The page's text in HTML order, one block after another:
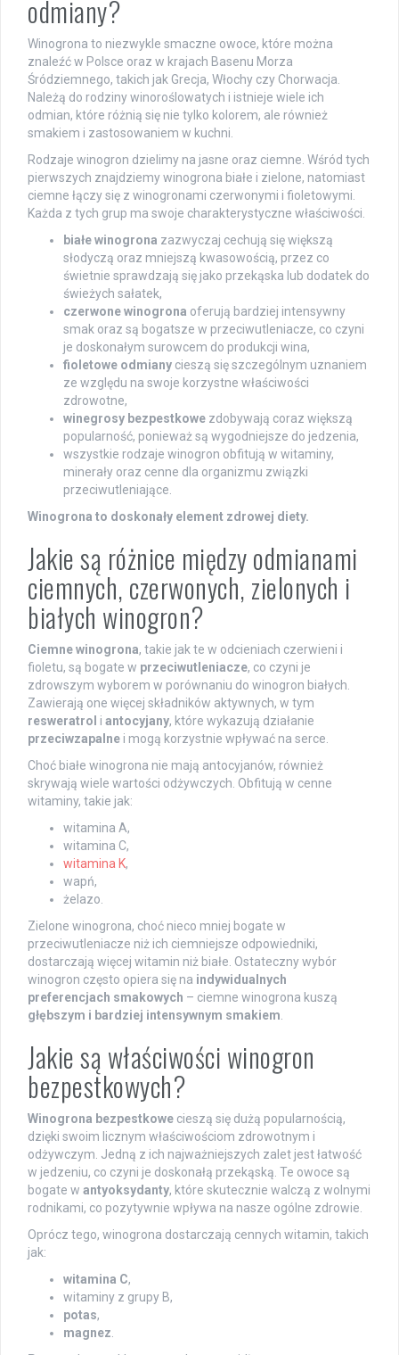
odmiany?
Winogrona to niezwykle smaczne owoce, które można
znaleźć w Polsce oraz w krajach Basenu Morza
Śródziemnego, takich jak Grecja, Włochy czy Chorwacja.
Należą do rodziny winoroślowatych i istnieje wiele ich
odmian, które różnią się nie tylko kolorem, ale również
smakiem i zastosowaniem w kuchni.
Rodzaje winogron dzielimy na jasne oraz ciemne. Wśród tych
pierwszych znajdziemy winogrona białe i zielone, natomiast
ciemne łączy się z winogronami czerwonymi i fioletowymi.
Każda z tych grup ma swoje charakterystyczne właściwości.
białe winogrona zazwyczaj cechują się większą
słodyczą oraz mniejszą kwasowością, przez co
świetnie sprawdzają się jako przekąska lub dodatek do
świeżych sałatek,
czerwone winogrona oferują bardziej intensywny
smak oraz są bogatsze w przeciwutleniacze, co czyni
je doskonałym surowcem do produkcji wina,
fioletowe odmiany cieszą się szczególnym uznaniem
ze względu na swoje korzystne właściwości
zdrowotne,
winegrosy bezpestkowe zdobywają coraz większą
popularność, ponieważ są wygodniejsze do jedzenia,
wszystkie rodzaje winogron obfitują w witaminy,
minerały oraz cenne dla organizmu związki
przeciwutleniające.
Winogrona to doskonały element zdrowej diety.
Jakie są różnice między odmianami
ciemnych, czerwonych, zielonych i
białych winogron?
Ciemne winogrona, takie jak te w odcieniach czerwieni i
fioletu, są bogate w przeciwutleniacze, co czyni je
zdrowszym wyborem w porównaniu do winogron białych.
Zawierają one więcej składników aktywnych, w tym
resweratrol i antocyjany, które wykazują działanie
przeciwzapalne i mogą korzystnie wpływać na serce.
Choć białe winogrona nie mają antocyjanów, również
skrywają wiele wartości odżywczych. Obfitują w cenne
witaminy, takie jak:
witamina A,
witamina C,
witamina K,
wapń,
żelazo.
Zielone winogrona, choć nieco mniej bogate w
przeciwutleniacze niż ich ciemniejsze odpowiedniki,
dostarczają więcej witamin niż białe. Ostateczny wybór
winogron często opiera się na indywidualnych
preferencjach smakowych – ciemne winogrona kuszą
głębszym i bardziej intensywnym smakiem
Jakie są właściwości winogron
bezpestkowych?
Winogrona bezpestkowe cieszą się dużą popularnością,
dzięki swoim licznym właściwościom zdrowotnym i
odżywczym. Jedną z ich najważniejszych zalet jest łatwość
w jedzeniu, co czyni je doskonałą przekąską. Te owoce są
bogate w antyoksydanty, które skutecznie walczą z wolnymi
rodnikami, co pozytywnie wpływa na nasze ogólne zdrowie.
Oprócz tego, winogrona dostarczają cennych witamin, takich
jak:
witamina C,
witaminy z grupy B,
potas,
magnez